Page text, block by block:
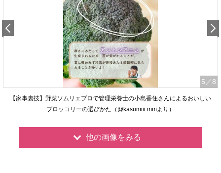
5 ／8
【家事裏技】野菜ソムリエプロで管理栄養士の小島香住さんによるおいしい
ブロッコリーの選びかた（@kasumiii.mmより）
他の画像をみる